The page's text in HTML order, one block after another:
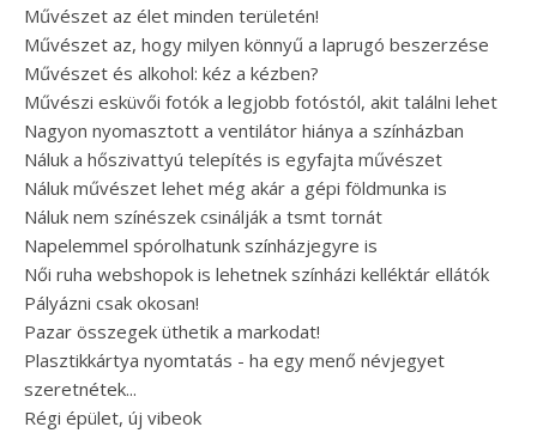
Művészet az élet minden területén!
Művészet az, hogy milyen könnyű a laprugó beszerzése
Művészet és alkohol: kéz a kézben?
Művészi esküvői fotók a legjobb fotóstól, akit találni lehet
Nagyon nyomasztott a ventilátor hiánya a színházban
Náluk a hőszivattyú telepítés is egyfajta művészet
Náluk művészet lehet még akár a gépi földmunka is
Náluk nem színészek csinálják a tsmt tornát
Napelemmel spórolhatunk színházjegyre is
Női ruha webshopok is lehetnek színházi kelléktár ellátók
Pályázni csak okosan!
Pazar összegek üthetik a markodat!
Plasztikkártya nyomtatás - ha egy menő névjegyet
szeretnétek...
Régi épület, új vibeok